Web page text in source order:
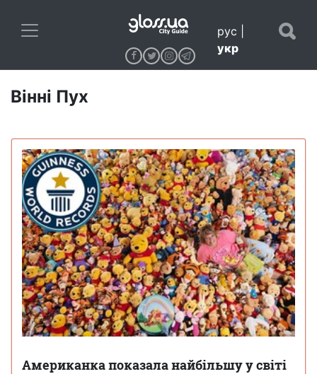
рус
укр
Вінні Пух
Американка показала найбільшу у світі